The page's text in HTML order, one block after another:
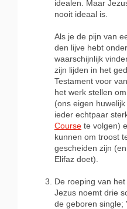
idealen. Maar
nooit ideaal is.
Als je de pijn van
den lijve hebt
waarschijnlijk
zijn lijden in het
Testament voor
het werk stellen
(ons eigen
ieder echtpaar
Course te volgen)
kunnen om troost
gescheiden zijn
Elifaz doet).
De roeping van
Jezus noemt drie
de geboren single;